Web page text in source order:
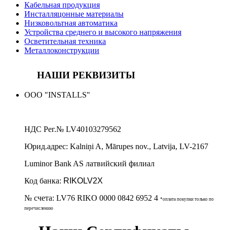
Кабельная продукция
Инсталляцонные материалы
Низковольтная автоматика
Устройства среднего и высокого напряжения
Осветительная техника
Металлоконструкции
НАШИ РЕКВИЗИТЫ
ООО "INSTALLS"
НДС Рег.№ LV40103279562
Юрид.адрес: Kalniņi A, Mārupes nov., Latvija, LV-2167
Luminor Bank AS латвийский филиал
Код банка: RIKOLV2X
№ счета: LV76 RIKO 0000 0842 6952 4 *оплата покупки только по
перечислению